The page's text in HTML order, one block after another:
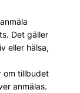
Det gäller
eller hälsa,
om tillbudet
anmälas.